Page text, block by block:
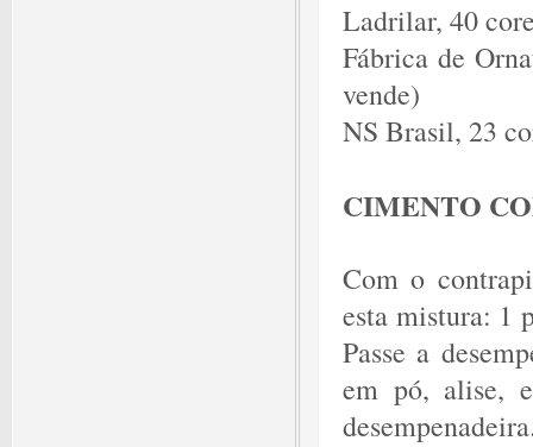
Ladrilar, 40
Fábrica de
vende)
NS Brasil, 23
CIMENTO
Com o
esta mistura: 1
Passe a
em pó, alise,